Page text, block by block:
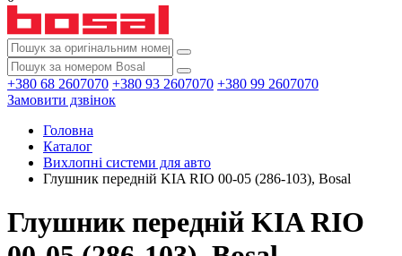
+380 68 2607070 +380 93 2607070 +380 99 2607070
Замовити дзвінок
Головна
Каталог
Вихлопні системи для авто
Глушник передній KIA RIO 00-05 (286-103), Bosal
Глушник передній KIA RIO